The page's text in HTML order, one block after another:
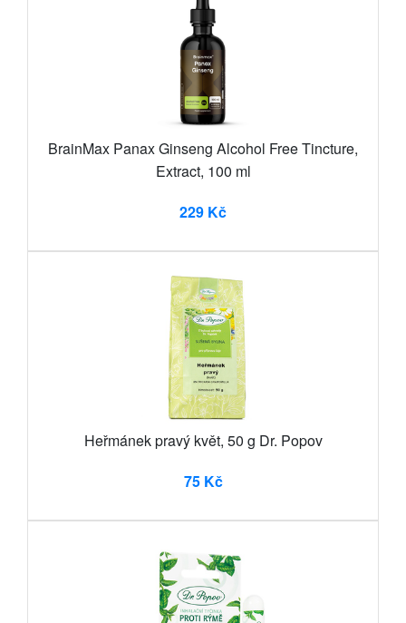
BrainMax Panax Ginseng Alcohol Free Tincture,
Extract, 100 ml
229 Kč
Heřmánek pravý květ, 50 g Dr. Popov
75 Kč